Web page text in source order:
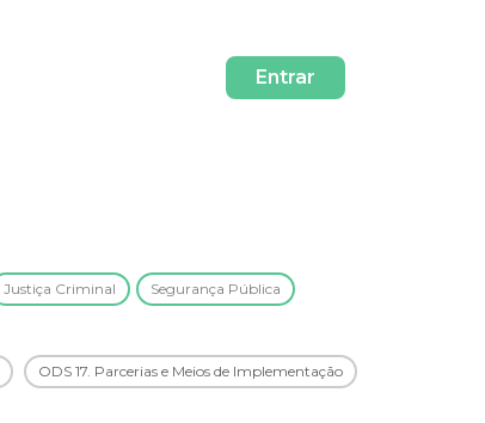
Entrar
Justiça Criminal Segurança Pública
ODS 17. Parcerias e Meios de Implementação